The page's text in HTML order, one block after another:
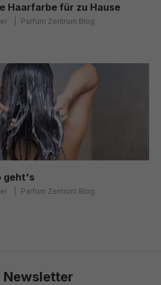
Haarfarbe für zu Hause
Parfum Zentrum Blog
geht's
Parfum Zentrum Blog
Newsletter